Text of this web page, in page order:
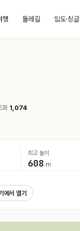
행 둘레길 임도·싱글
회 1,074
최고 높이
608 m
에서 열기